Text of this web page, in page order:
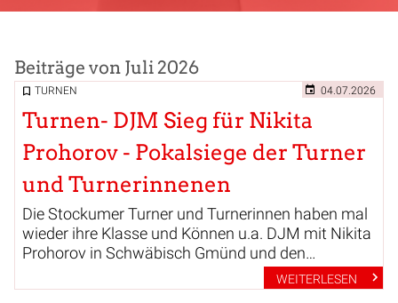
Beiträge von Juli 2026
TURNEN 04.07.2026
Turnen- DJM Sieg für Nikita
Prohorov - Pokalsiege der Turner
und Turnerinnenen
Die Stockumer Turner und Turnerinnen haben mal
wieder ihre Klasse und Können u.a. DJM mit Nikita
Prohorov in Schwäbisch Gmünd und den
Pokalerfolgen in der Bezirksliga/Mädels und
Gauliga Jungen bei großer Konkurrenz unter
WEITERLESEN